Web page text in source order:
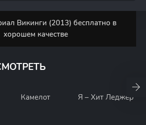
Викинги (2013) бесплатно в
хорошем качестве
Камелот Я – Хит Леджер